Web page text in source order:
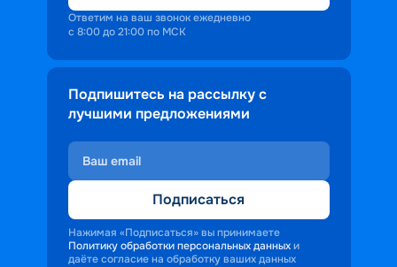
Ответим на ваш звонок ежедневно
с 8:00 до 21:00 по МСК
Подпишитесь на рассылку с
лучшими предложениями
Подписаться
Нажимая «Подписаться» вы принимаете
Политику обработки персональных данных и
даёте согласие на обработку ваших данных